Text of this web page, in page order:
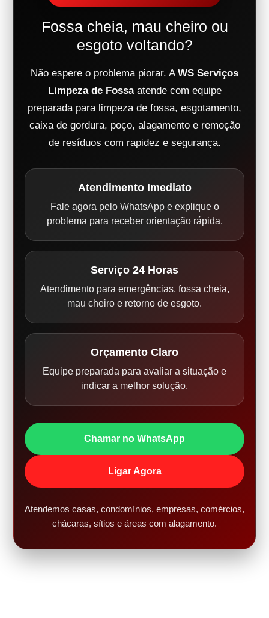
Fossa cheia, mau cheiro ou
esgoto voltando?
Não espere o problema piorar. A WS Serviços
Limpeza de Fossaatende com equipe
preparada para limpeza de fossa, esgotamento,
caixa de gordura, poço, alagamento e remoção
de resíduos com rapidez e segurança.
Atendimento Imediato
Fale agora pelo WhatsApp e explique o
problema para receber orientação rápida.
Serviço 24 Horas
Atendimento para emergências, fossa cheia,
mau cheiro e retorno de esgoto.
Orçamento Claro
Equipe preparada para avaliar a situação e
indicar a melhor solução.
Chamar no WhatsApp
Ligar Agora
Atendemos casas, condomínios, empresas, comércios,
chácaras, sítios e áreas com alagamento.